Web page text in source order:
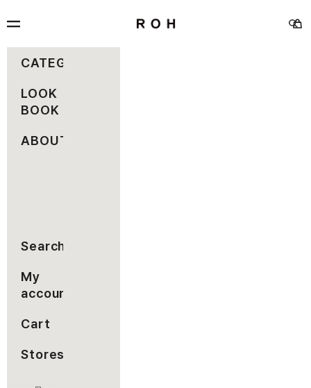
メニュー
検索
カー
CATEGORY
LOOK
BOOK
ABOUT
Search
My
account
Cart
Stores